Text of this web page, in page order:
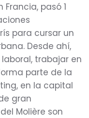
pasó 1
para cursar un
Desde ahí,
trabajar en
parte de la
en la capital
gran
Molière son